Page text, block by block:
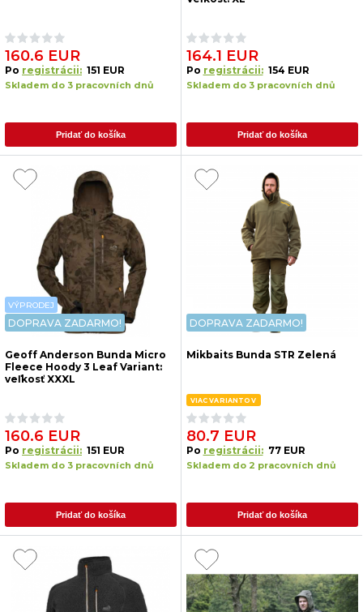
160.6 EUR
Po registrácii: 151 EUR
Skladem do 3 pracovních dnů
Pridať do košíka
164.1 EUR
Po registrácii: 154 EUR
Skladem do 3 pracovních dnů
Pridať do košíka
VÝPRODEJ
DOPRAVA ZADARMO!
Geoff Anderson Bunda Micro
Fleece Hoody 3 Leaf Variant:
veľkosť XXXL
160.6 EUR
Po registrácii: 151 EUR
Skladem do 3 pracovních dnů
Pridať do košíka
DOPRAVA ZADARMO!
Mikbaits Bunda STR Zelená
VIAC VARIANTOV
80.7 EUR
Po registrácii: 77 EUR
Skladem do 2 pracovních dnů
Pridať do košíka